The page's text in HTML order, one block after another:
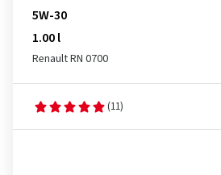
5W-30
1.00 l
Renault RN 0700
(11)